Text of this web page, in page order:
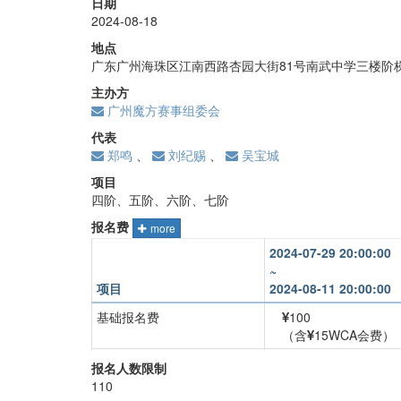
2024-08-18
地点
广东广州海珠区江南西路杏园大街81号南武中学三楼阶
主办方
广州魔方赛事组委会
代表
郑鸣
刘纪赐
吴宝城
项目
四阶、五阶、六阶、七阶
报名费
more
项目
2024-07-29 20:00:00
~
2024-08-11 20:00:00
基础报名费
100
（含 15WCA会费）
四阶
报名人数限制
110